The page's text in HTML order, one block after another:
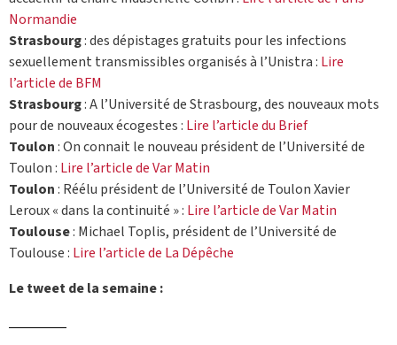
Normandie
Strasbourg: des dépistages gratuits pour les infections
sexuellement transmissibles organisés à l’Unistra : Lire
l’article de BFM
Strasbourg: A l’Université de Strasbourg, des nouveaux mots
pour de nouveaux écogestes : Lire l’article du Brief
Toulon: On connait le nouveau président de l’Université de
Toulon : Lire l’article de Var Matin
Toulon: Réélu président de l’Université de Toulon Xavier
Leroux « dans la continuité » : Lire l’article de Var Matin
Toulouse: Michael Toplis, président de l’Université de
Toulouse : Lire l’article de La Dépêche
Le tweet de la semaine :